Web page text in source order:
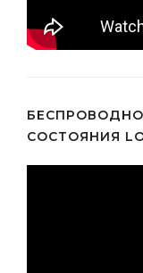
СОСТОЯНИЯ